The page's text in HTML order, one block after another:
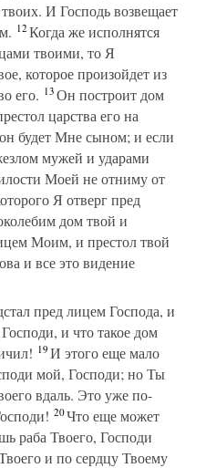
И Господь возвещает
12Когда же исполнятся
твоими, то Я
которое произойдет из
его. 13Он построит дом
царства его на
будет Мне сыном; и если
мужей и ударами
Моей не отниму от
Я отверг пред
дом твой и
Моим, и престол твой
и все это видение
пред лицем Господа, и
и что такое дом
19И этого еще мало
мой, Господи; но Ты
вдаль. Это уже по-
20Что еще может
раба Твоего, Господи
и по сердцу Твоему